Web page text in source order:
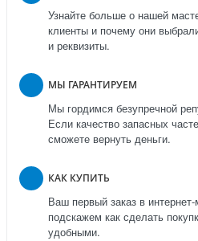
Узнайте больше о нашей
клиенты и почему они
и реквизиты.
МЫ ГАРАНТИРУЕМ
Мы гордимся безупречной
Если качество запасных
сможете вернуть деньги.
КАК КУПИТЬ
Ваш первый заказ в
подскажем как сделать
удобными.